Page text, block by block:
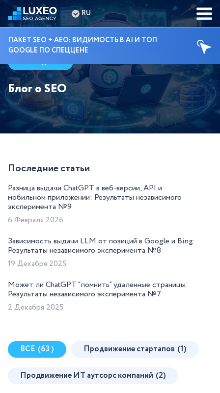
RU
ПАКЕТ SEO + AEO: ВИДИМОСТЬ В AI И ТОП
GOOGLE ПО СПЕЦЦЕНЕ
Гайды
Блог о SEO
Последние статьи
Разница выдачи ChatGPT в веб-версии, API и
мобильном приложении: Результаты независимого
эксперимента №9
6 Февраля 2026
Зависимость выдачи LLM от позиций в Google и Bing:
Результаты независимого эксперимента №8
19 Декабря 2025
Может ли ChatGPT “помнить” удаленные страницы:
Результаты независимого эксперимента №7
2 Декабря 2025
ВСЕ (63 ) Продвижение стартапов (1)
Продвижение ИТ аутсорс компаний (2)